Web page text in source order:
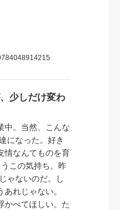
少しだけ変わ
中。当然、こんな
になった。好き
情なんてものを育
この気持ち。昨
ゃないのだ。し
れじゃない。
かべてほしい。た